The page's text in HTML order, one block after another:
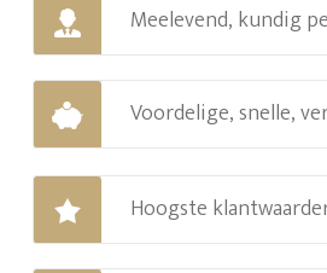
Meelevend, kundig
Voordelige, snelle,
Hoogste